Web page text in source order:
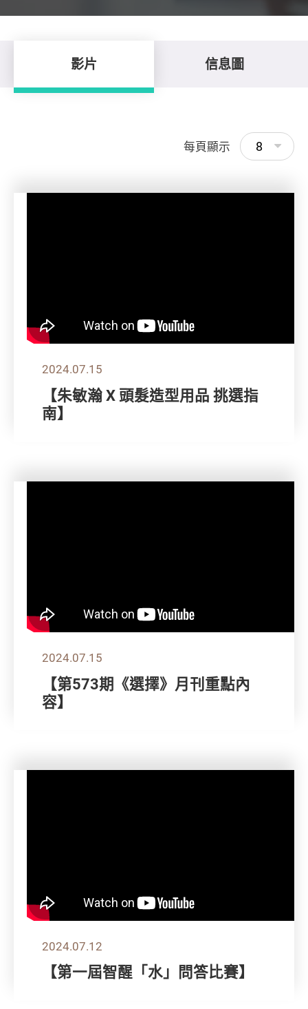
影片 信息圖
每頁顯示 8
2024.07.15
【朱敏瀚 X 頭髮造型用品 挑選指
南】
2024.07.15
【第573期《選擇》月刊重點內
容】
2024.07.12
【第一屆智醒「水」問答比賽】